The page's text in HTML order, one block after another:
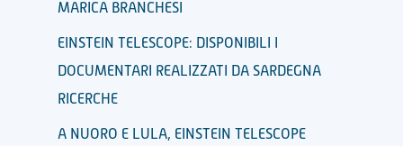
MARICA BRANCHESI
EINSTEIN TELESCOPE: DISPONIBILI I
DOCUMENTARI REALIZZATI DA SARDEGNA
RICERCHE
A NUORO E LULA, EINSTEIN TELESCOPE